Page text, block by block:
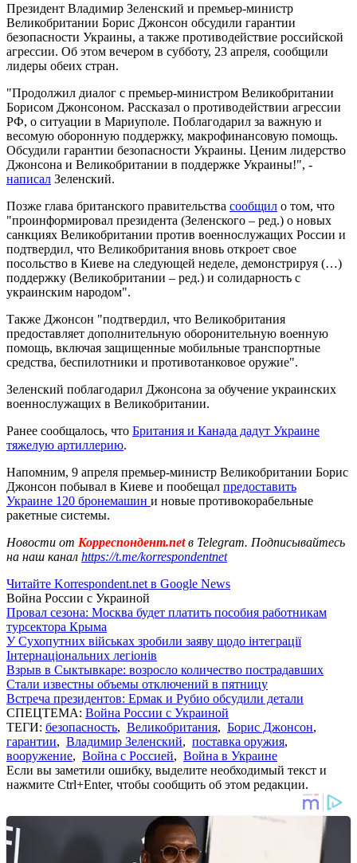
Президент Владимир Зеленский и премьер-министр
Великобритании Борис Джонсон обсудили гарантии
безопасности Украины, а также противодействие российской
агрессии. Об этом вечером в субботу, 23 апреля, сообщили
лидеры обеих стран.
"Продолжил диалог с премьер-министром Великобритании
Борисом Джонсоном. Рассказал о противодействии агрессии
РФ, о ситуации в Мариуполе. Поблагодарил за важную и
весомую оборонную поддержку, макрофинансовую помощь.
Обсудили гарантии безопасности Украины. Ценим лидерство
Джонсона и Великобритании в поддержке Украины!", -
написал Зеленский.
Позже глава британского правительства сообщил о том, что
"проинформировал президента (Зеленского – ред.) о новых
санкциях Великобритании против военнослужащих России и
подтвердил, что Великобритания вновь откроет свое
посольство в Киеве на следующей неделе, демонстрируя (…)
поддержку (Великобритании – ред.) и солидарность с
украинским народом".
Также Джонсон "подтвердил, что Великобритания
предоставляет дополнительную оборонительную военную
помощь, включая защищенные мобильные транспортные
средства, беспилотники и противотанковое оружие".
Зеленский поблагодарил Джонсона за обучение украинских
военнослужащих в Великобритании.
Ранее сообщалось, что Британия и Канада дадут Украине
тяжелую артиллерию.
Напомним, 9 апреля премьер-министр Великобритании Борис
Джонсон побывал в Киеве и пообещал предоставить
Украине 120 бронемашин и новые противокорабельные
ракетные системы.
Новости от Корреспондент.netв Telegram. Подписывайтесь
на наш канал https://t.me/korrespondentnet
Читайте Korrespondent.net в Google News
Война России с Украиной
Провал сезона: Москва будет платить пособия работникам
турсектора Крыма
У Сухопутних військах зробили заяву щодо інтеграції
Інтернаціональних легіонів
Взрыв в Сыктывкаре: возросло количество пострадавших
Стали известны объемы отключений в пятницу
Встреча президентов: Ермак и Рубио обсудили детали
СПЕЦТЕМА: Война России с Украиной
ТЕГИ: безопасность, Великобритания, Борис Джонсон,
гарантии, Владимир Зеленский, поставка оружия,
вооружение, Война с Россией, Война в Украине
Если вы заметили ошибку, выделите необходимый текст и
нажмите Ctrl+Enter, чтобы сообщить об этом редакции.